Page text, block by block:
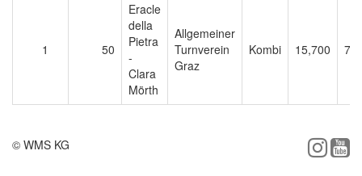
1 50
Eracle
della
Pietra
-
Clara
Mörth
Allgemeiner
Turnverein
Graz
Kombi 15,700
© WMS KG